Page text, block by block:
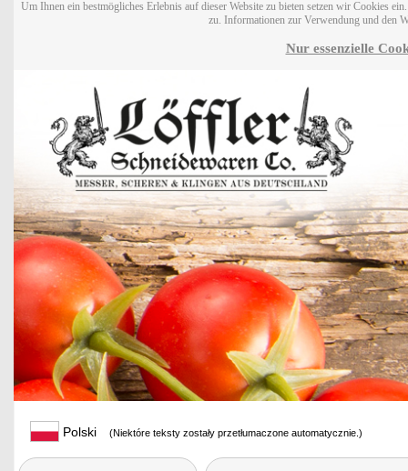
Um Ihnen ein bestmögliches Erlebnis auf dieser Website zu bieten setzen wir Cookies
zu. Informationen zur Verwendung und den
Nur essenzielle
Polski (Niektóre teksty zostały przetłumaczone automatycznie.)